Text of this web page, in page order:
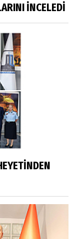
İNCELEDİ